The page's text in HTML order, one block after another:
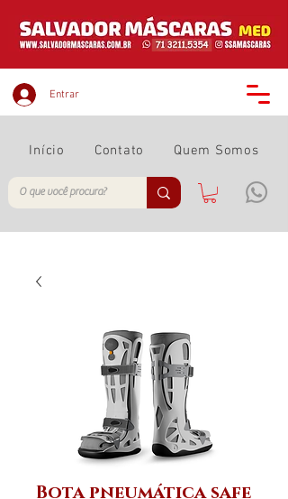
Início Contato Quem Somos
Entrar
Bota pneumática safe